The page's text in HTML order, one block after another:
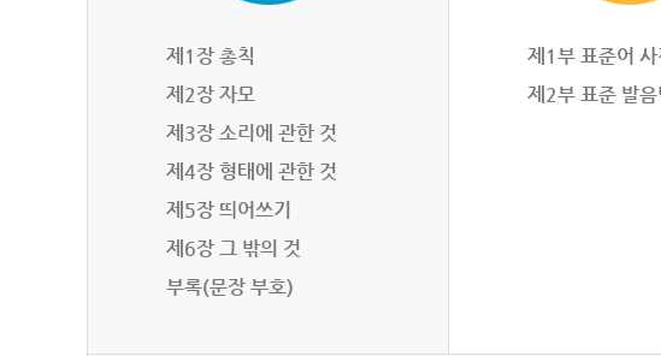
제1장 총칙
제2장 자모
제3장 소리에 관한 것
제4장 형태에 관한 것
제5장 띄어쓰기
제6장 그 밖의 것
부록(문장 부호)
제1부 표준어 사
제2부 표준 발음